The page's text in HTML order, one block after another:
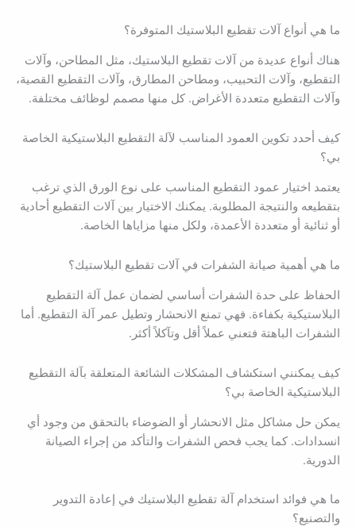
ما هي أنواع آلات تقطيع البلاستيك المتوفرة؟
هناك أنواع عديدة من آلات تقطيع البلاستيك، مثل المطاحن، وآلات
التقطيع، وآلات التحبيب، ومطاحن المطارق، وآلات التقطيع القصية،
وآلات التقطيع متعددة الأغراض. كل منها مصمم لوظائف مختلفة.
كيف أحدد تكوين العمود المناسب لآلة التقطيع البلاستيكية الخاصة
بي؟
يعتمد اختيار عمود التقطيع المناسب على نوع الورق الذي ترغب
بتقطيعه والنتيجة المطلوبة. يمكنك الاختيار بين آلات التقطيع أحادية
أو ثنائية أو متعددة الأعمدة، ولكل منها مزاياها الخاصة.
ما هي أهمية صيانة الشفرات في آلات تقطيع البلاستيك؟
الحفاظ على حدة الشفرات أساسي لضمان عمل آلة التقطيع
البلاستيكية بكفاءة. فهي تمنع الانحشار وتطيل عمر آلة التقطيع. أما
الشفرات الباهتة فتعني عملاً أقل وتآكلاً أكثر.
كيف يمكنني استكشاف المشكلات الشائعة المتعلقة بآلة التقطيع
البلاستيكية الخاصة بي؟
يمكن حل مشاكل مثل الانحشار أو الضوضاء بالتحقق من وجود أي
انسدادات. كما يجب فحص الشفرات والتأكد من إجراء الصيانة
الدورية.
ما هي فوائد استخدام آلة تقطيع البلاستيك في إعادة التدوير
والتصنيع؟